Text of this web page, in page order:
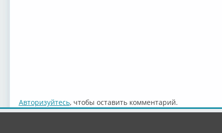
Авторизуйтесь, чтобы оставить комментарий.